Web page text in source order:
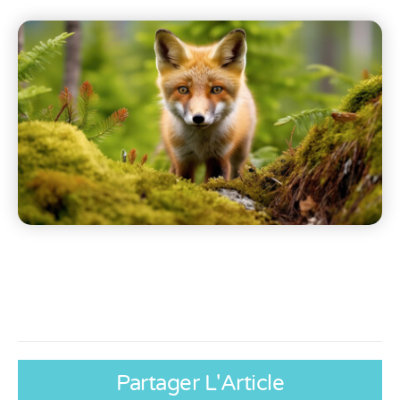
Partager L'Article